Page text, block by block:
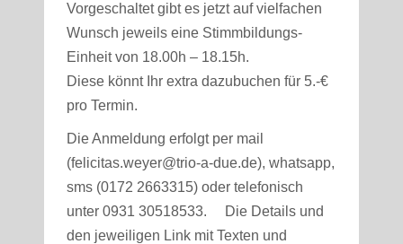
Vorgeschaltet gibt es jetzt auf vielfachen
Wunsch jeweils eine Stimmbildungs-
Einheit von 18.00h – 18.15h.
Diese könnt Ihr extra dazubuchen für 5.-€
pro Termin.
Die Anmeldung erfolgt per mail
(felicitas.weyer@trio-a-due.de), whatsapp,
sms (0172 2663315) oder telefonisch
unter 0931 30518533. Die Details und
den jeweiligen Link mit Texten und